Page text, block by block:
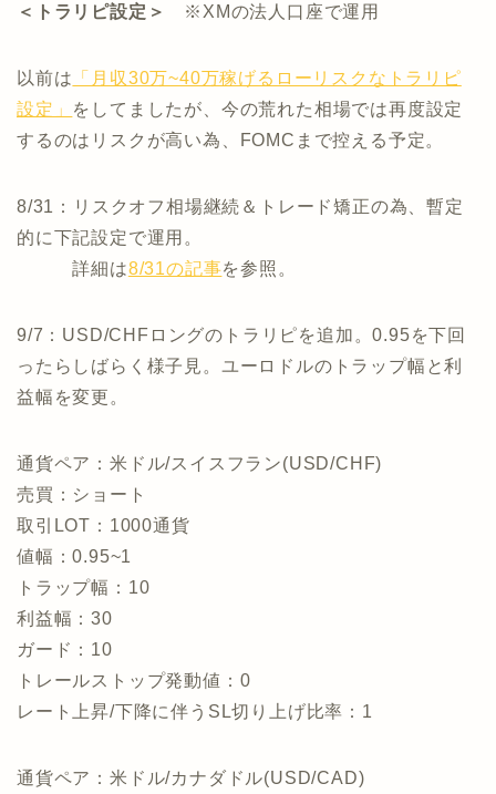
＜トラリピ設定＞ ※XMの法人口座で運用
以前は 「月収30万~40万稼げるローリスクなトラリピ
設定」 をしてましたが、今の荒れた相場では再度設定
するのはリスクが高い為、FOMCまで控える予定。
8/31：リスクオフ相場継続＆トレード矯正の為、暫定
的に下記設定で運用。
詳細は8/31の記事を参照。
9/7：USD/CHFロングのトラリピを追加。0.95を下回
ったらしばらく様子見。ユーロドルのトラップ幅と利
益幅を変更。
通貨ペア：米ドル/スイスフラン(USD/CHF)
売買：ショート
取引LOT：1000通貨
値幅：0.95~1
トラップ幅：10
利益幅：30
ガード：10
トレールストップ発動値：0
レート上昇/下降に伴うSL切り上げ比率：1
通貨ペア：米ドル/カナダドル(USD/CAD)